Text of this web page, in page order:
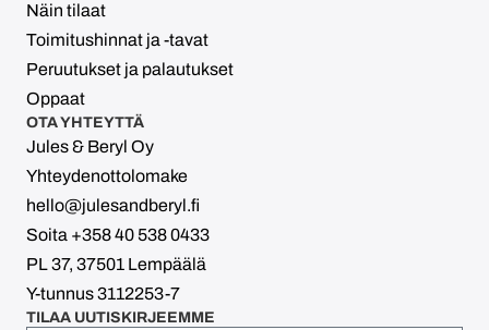
Näin tilaat
Toimitushinnat ja -tavat
Peruutukset ja palautukset
Oppaat
OTA YHTEYTTÄ
Jules & Beryl Oy
Yhteydenottolomake
hello@julesandberyl.fi
Soita +358 40 538 0433
PL 37, 37501 Lempäälä
Y-tunnus 3112253-7
TILAA UUTISKIRJEEMME